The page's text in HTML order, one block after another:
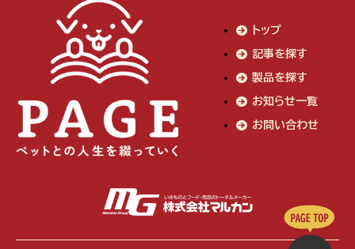
トップ
記事を探す
製品を探す
お知らせ一覧
お問い合わせ